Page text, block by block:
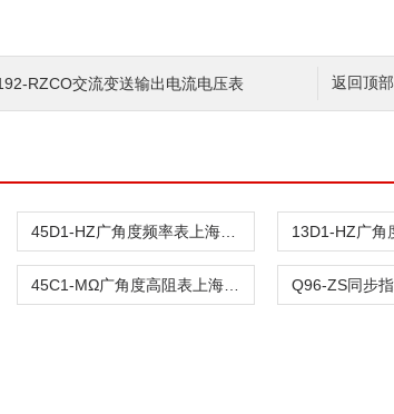
返回顶部
RZCO交流变送输出电流电压表